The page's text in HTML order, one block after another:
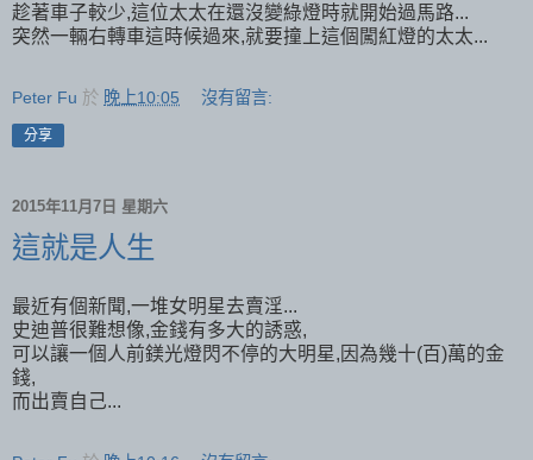
趁著車子較少,這位太太在還沒變綠燈時就開始過馬路...
突然一輛右轉車這時候過來,就要撞上這個闖紅燈的太太...
Peter Fu 於 晚上10:05 沒有留言:
分享
2015年11月7日 星期六
這就是人生
最近有個新聞,一堆女明星去賣淫...
史迪普很難想像,金錢有多大的誘惑,
可以讓一個人前鎂光燈閃不停的大明星,因為幾十(百)萬的金
錢,
而出賣自己...